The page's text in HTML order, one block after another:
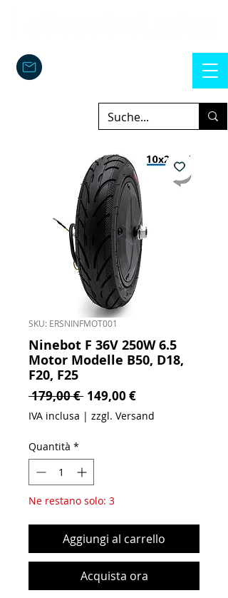
SKU: ERSNINFMOT001
Ninebot F 36V 250W 6.5
Motor Modelle B50, D18,
F20, F25
179,00 € Prezzo regolare
149,00 €Prezzo scontato
IVA inclusa | zzgl. Versand
Quantità *
Ne restano solo: 3
Aggiungi al carrello
Acquista ora